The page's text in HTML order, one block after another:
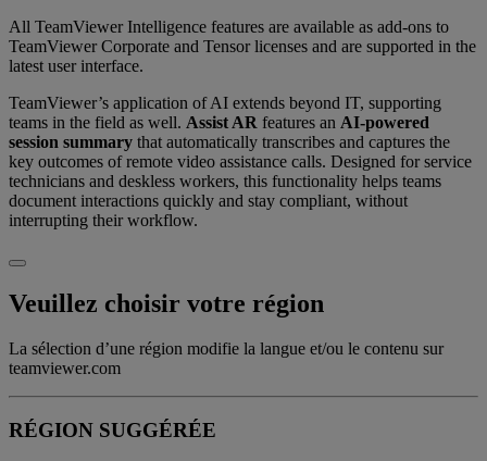
All TeamViewer Intelligence features are available as add-ons to
TeamViewer Corporate and Tensor licenses and are supported in the
latest user interface.
TeamViewer’s application of AI extends beyond IT, supporting
teams in the field as well. Assist AR features an AI-powered
session summary that automatically transcribes and captures the
key outcomes of remote video assistance calls. Designed for service
technicians and deskless workers, this functionality helps teams
document interactions quickly and stay compliant, without
interrupting their workflow.
Veuillez choisir votre région
La sélection d’une région modifie la langue et/ou le contenu sur
teamviewer.com
RÉGION SUGGÉRÉE